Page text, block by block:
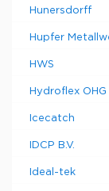
Hunersdorff
Hupfer
HWS
Hydroflex OHG
Icecatch
IDCP B.V.
Ideal-tek